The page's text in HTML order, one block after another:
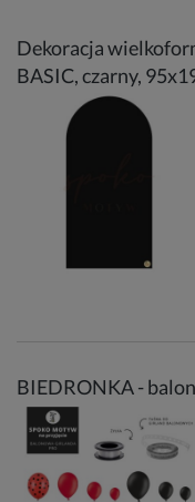
Dekoracja
BASIC, czarny,
BIEDRONKA -